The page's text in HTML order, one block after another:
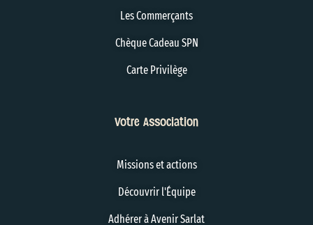
Les Commerçants
Chèque Cadeau SPN
Carte Privilège
Votre Association
Missions et actions
Découvrir l'Équipe
Adhérer à Avenir Sarlat